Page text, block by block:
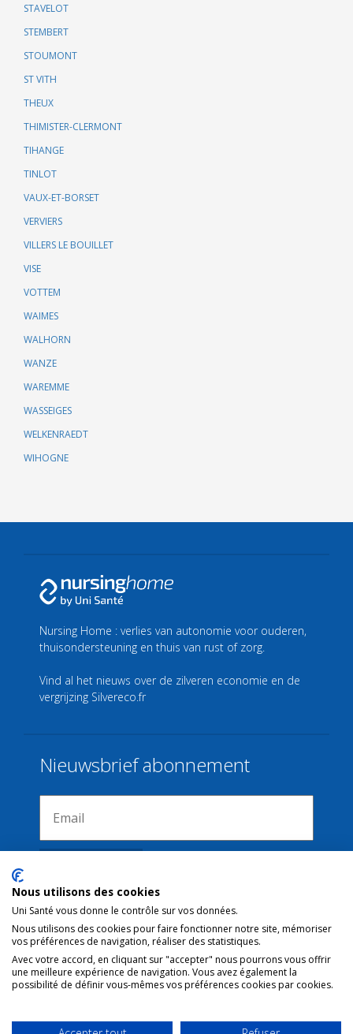
STAVELOT
STEMBERT
STOUMONT
ST VITH
THEUX
THIMISTER-CLERMONT
TIHANGE
TINLOT
VAUX-ET-BORSET
VERVIERS
VILLERS LE BOUILLET
VISE
VOTTEM
WAIMES
WALHORN
WANZE
WAREMME
WASSEIGES
WELKENRAEDT
WIHOGNE
Nursing Home : verlies van autonomie voor ouderen,
thuisondersteuning en thuis van rust of zorg.
Vind al het nieuws over de zilveren economie en de
vergrijzing Silvereco.fr
Nieuwsbrief abonnement
Verbindingen
Juridische kennisgeving
Nous utilisons des cookies
Uni Santé vous donne le contrôle sur vos données.
Nous utilisons des cookies pour faire fonctionner notre site, mémoriser
vos préférences de navigation, réaliser des statistiques.
Avec votre accord, en cliquant sur "accepter" nous pourrons vous offrir
une meilleure expérience de navigation. Vous avez également la
possibilité de définir vous-mêmes vos préférences cookies par cookies.